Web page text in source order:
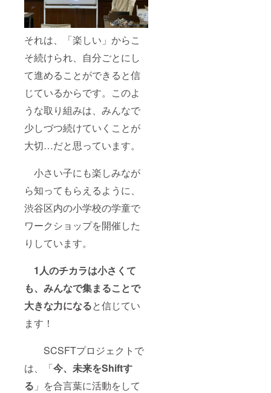
それは、「楽しい」からこ
そ続けられ、自分ごとにし
て進めることができると信
じているからです。このよ
うな取り組みは、みんなで
少しづつ続けていくことが
大切…だと思っています。
小さい子にも楽しみなが
ら知ってもらえるように、
渋谷区内の小学校の学童で
ワークショップを開催した
りしています。
1人のチカラは小さくて
も、みんなで集まることで
大きな力になると信じてい
ます！
SCSFTプロジェクトで
は、「今、未来をShiftす
る 」を合言葉に活動をして